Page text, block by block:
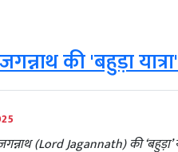
की 'बहुड़ा
(Lord Jagannath) की